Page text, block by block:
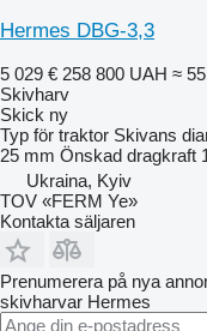
Hermes DBG-3,3
5 029 € 258 800 UAH ≈
Skivharv
Skick ny
Typ för traktor Skivans
25 mm Önskad dragkraft
Ukraina, Kyiv
TOV «FERM Ye»
Kontakta säljaren
Prenumerera på nya
skivharvar Hermes